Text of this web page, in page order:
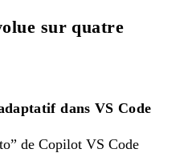
sur quatre
dans VS Code
de Copilot VS Code